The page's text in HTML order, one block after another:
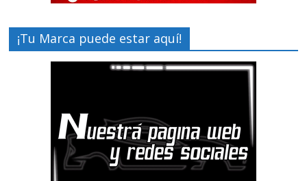
¡Tu Marca puede estar aquí!